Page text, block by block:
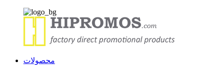
محصولات